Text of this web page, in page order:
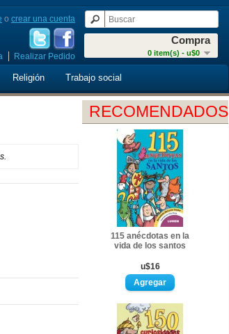
Compra
0 item(s) - u$0
o crear una cuenta
Realizar Pedido
Religión Trabajo social
RECOMENDADOS
115 anécdotas en la
vida de los santos
u$16